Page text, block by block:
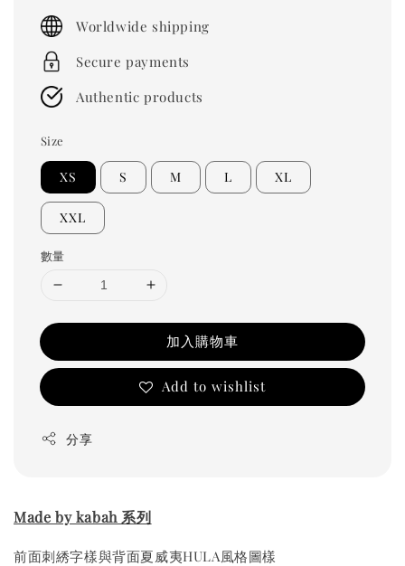
price
Worldwide shipping
Secure payments
Authentic products
Size
XS S M L XL
XXL
數量
加入購物車
Add to wishlist
分享
Made by kabah 系列
前面刺綉字樣與背面夏威夷HULA風格圖樣